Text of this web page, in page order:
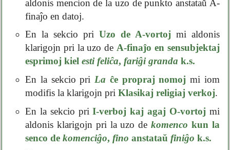
aldonis mencion de la uzo de punkto anstataŭ A-
finaĵo en datoj.
En la sekcio pri Uzo de A-vortoj mi aldonis
klarigojn pri la uzo deA-finaĵo en sensubjektaj
esprimoj kiel esti feliĉa, fariĝi granda k.s.
En la sekcio pri La ĉe propraj nomoj mi iom
modifis la klarigojn pri Klasikaj religiaj verkoj.
En la sekcio priI-verboj kaj agaj O-vortoj mi
aldonis klarigojn pri la uzo dekomenco kun la
senco de komenciĝo, fino anstataŭ finiĝo k.s.